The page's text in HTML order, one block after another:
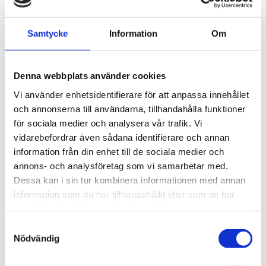
Samtycke Information Om
Denna webbplats använder cookies
Vi använder enhetsidentifierare för att anpassa innehållet
och annonserna till användarna, tillhandahålla funktioner
för sociala medier och analysera vår trafik. Vi
vidarebefordrar även sådana identifierare och annan
information från din enhet till de sociala medier och
annons- och analysföretag som vi samarbetar med.
Dessa kan i sin tur kombinera informationen med annan
information som du har tillhandahållit eller som de har
Nödvändig
THULE PRORIDE BLACK
Storsäljande
2 595 kr
THULE DOCKGLIDE
Horisontell kajakhållare
3 145
Lägg till i favoriter
POPULÄRAST!